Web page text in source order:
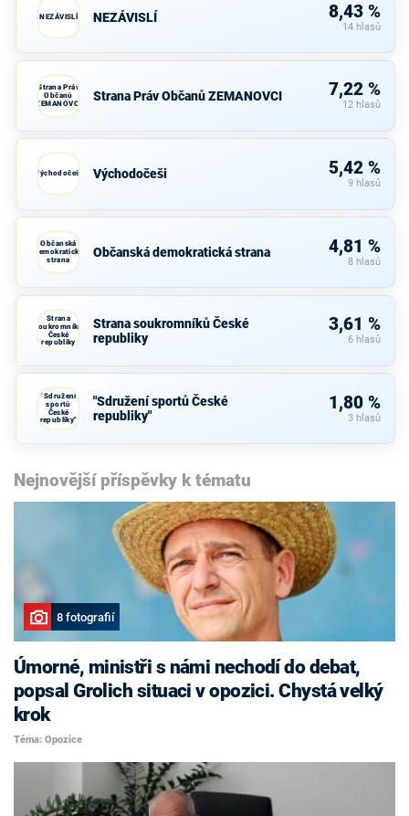
NEZÁVISLÍ NEZÁVISLÍ 8,43 %
14 hlasů
Strana Práv
Občanů
ZEMANOVCI
Strana Práv Občanů ZEMANOVCI 7,22 %
12 hlasů
Východočeši Východočeši 5,42 %
9 hlasů
Občanská
demokratická
strana
Občanská demokratická strana 4,81 %
8 hlasů
Strana
soukromníků
České
republiky
Strana soukromníků České
republiky
3,61 %
6 hlasů
"Sdružení
sportů
České
republiky"
"Sdružení sportů České
republiky"
1,80 %
3 hlasů
Nejnovější příspěvky k tématu
8 fotografií
Úmorné, ministři s námi nechodí do debat,
popsal Grolich situaci v opozici. Chystá velký
krok
Téma: Opozice